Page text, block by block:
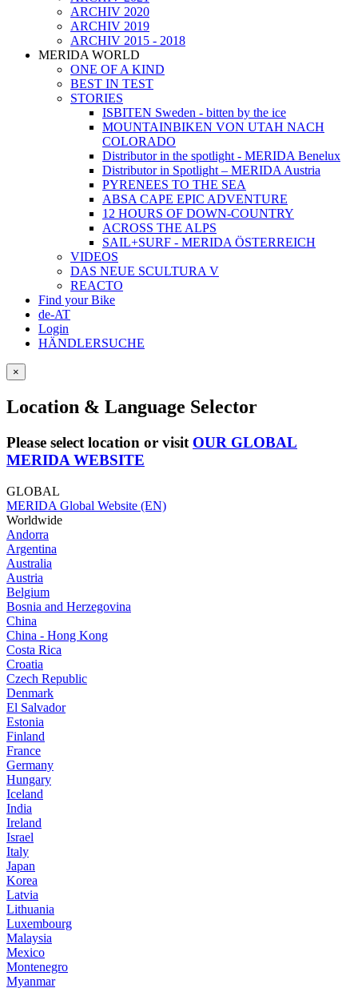
ARCHIV 2020
ARCHIV 2019
ARCHIV 2015 - 2018
MERIDA WORLD
ONE OF A KIND
BEST IN TEST
STORIES
ISBITEN Sweden - bitten by the ice
MOUNTAINBIKEN VON UTAH NACH
COLORADO
Distributor in the spotlight - MERIDA Benelux
Distributor in Spotlight – MERIDA Austria
PYRENEES TO THE SEA
ABSA CAPE EPIC ADVENTURE
12 HOURS OF DOWN-COUNTRY
ACROSS THE ALPS
SAIL+SURF - MERIDA ÖSTERREICH
VIDEOS
DAS NEUE SCULTURA V
REACTO
Find your Bike
de-AT
Login
HÄNDLERSUCHE
×
Location & Language Selector
Please select location or visit OUR GLOBAL
MERIDA WEBSITE
GLOBAL
MERIDA Global Website (EN)
Worldwide
Andorra
Argentina
Australia
Austria
Belgium
Bosnia and Herzegovina
China
China - Hong Kong
Costa Rica
Croatia
Czech Republic
Denmark
El Salvador
Estonia
Finland
France
Germany
Hungary
Iceland
India
Ireland
Israel
Italy
Japan
Korea
Latvia
Lithuania
Luxembourg
Malaysia
Mexico
Montenegro
Myanmar